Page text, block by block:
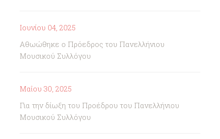
Ιουνίου 04, 2025
Αθωώθηκε ο Πρόεδρος του Πανελλήνιου
Μουσικού Συλλόγου
Μαΐου 30, 2025
Για την δίωξη του Προέδρου του Πανελλήνιου
Μουσικού Συλλόγου